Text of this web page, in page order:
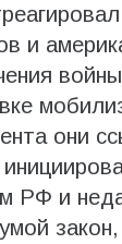
и
они
РФ и
закон,